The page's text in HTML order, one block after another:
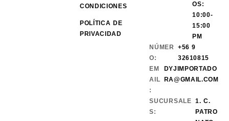
CONDICIONES
POLÍTICA DE
PRIVACIDAD
OS:
10:00-
15:00
PM
NÚMER
O:
+56 9
32610815
EM
AIL
:
DYJIMPORTADO
RA@GMAIL.COM
SUCURSALE
S:
1. C.
PATRO